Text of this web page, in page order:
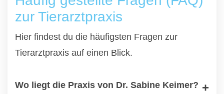
zur Tierarztpraxis
Hier findest du die häufigsten Fragen zur
Tierarztpraxis auf einen Blick.
Wo liegt die Praxis von Dr. Sabine Keimer?